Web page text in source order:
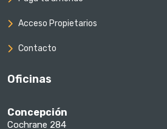
Acceso Propietarios
Contacto
Oficinas
Concepción
Cochrane 284